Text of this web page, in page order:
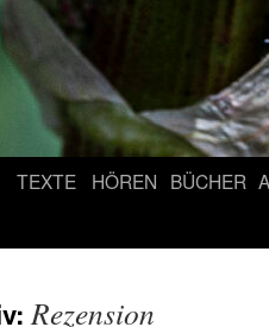
TEXTE HÖREN BÜCHER
Rezension